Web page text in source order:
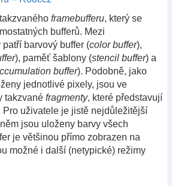
framebufferu, který se
bufferů. Mezi
barvový buffer (color buffer),
), paměť šablony (stencil buffer) a
buffer). Podobně, jako
jednotlivé pixely, jsou ve
takzvané fragmenty, které představují
Pro uživatele je jistě nejdůležitější
jsou uloženy barvy všech
je většinou přímo zobrazen na
možné i další (netypické) režimy